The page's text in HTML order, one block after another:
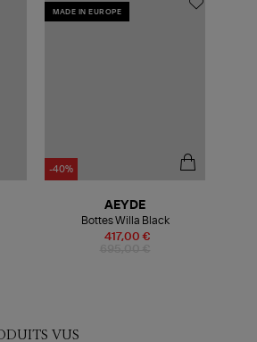
MADE IN EUROPE
-40%
417,00 €
AEYDE
Bottes Willa Black
VUS